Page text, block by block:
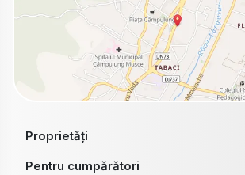
Proprietăți
Pentru cumpărători